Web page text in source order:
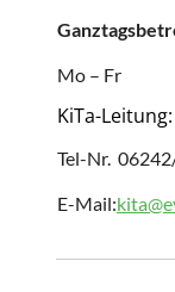
Mo – Fr
KiTa-
Tel-Nr.
E-Mail: